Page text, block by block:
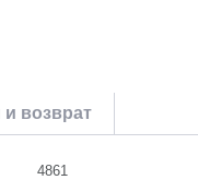
и возврат
4861